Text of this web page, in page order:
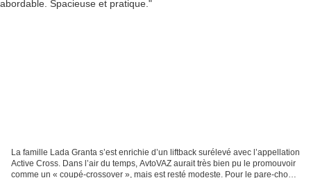
La famille Lada Granta s’est enrichie d’un liftback surélevé avec l’appellation
Active Cross. Dans l’air du temps, AvtoVAZ aurait très bien pu le promouvoir
comme un « coupé-crossover », mais est resté modeste. Pour le pare-chocs